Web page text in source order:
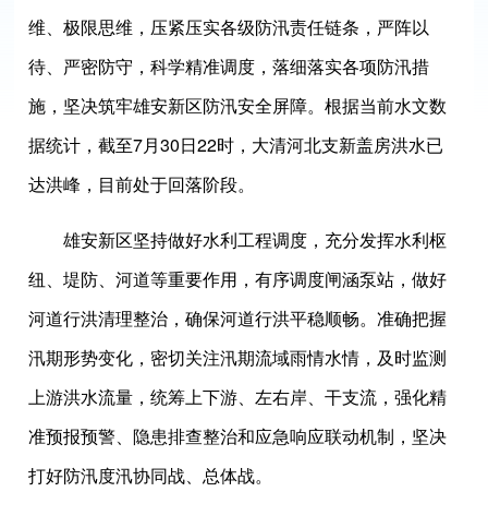
维、极限思维，压紧压实各级防汛责任链条，严阵以
待、严密防守，科学精准调度，落细落实各项防汛措
施，坚决筑牢雄安新区防汛安全屏障。根据当前水文数
据统计，截至7月30日22时，大清河北支新盖房洪水已
达洪峰，目前处于回落阶段。
雄安新区坚持做好水利工程调度，充分发挥水利枢
纽、堤防、河道等重要作用，有序调度闸涵泵站，做好
河道行洪清理整治，确保河道行洪平稳顺畅。准确把握
汛期形势变化，密切关注汛期流域雨情水情，及时监测
上游洪水流量，统筹上下游、左右岸、干支流，强化精
准预报预警、隐患排查整治和应急响应联动机制，坚决
打好防汛度汛协同战、总体战。